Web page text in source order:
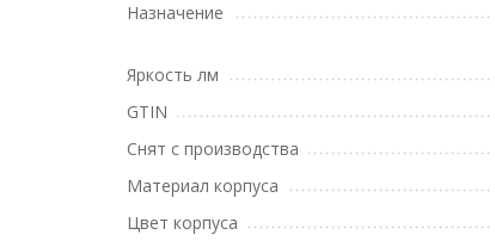
Назначение
Яркость лм
GTIN
Снят с производства
Материал корпуса
Цвет корпуса